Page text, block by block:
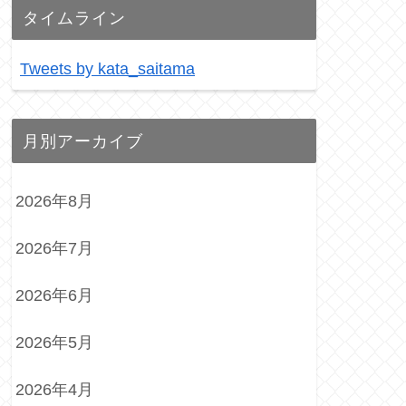
タイムライン
Tweets by kata_saitama
月別アーカイブ
2026年8月
2026年7月
2026年6月
2026年5月
2026年4月